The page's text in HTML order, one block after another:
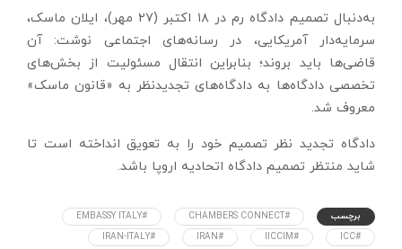
به‌دنبال تصمیم دادگاه رم در ۱۸ اکتبر (۲۷ مهر)، ایلان ماسک،
سرمایه‌دار آمریکایی، در رسانه‌های اجتماعی نوشت: آن
قاضی‌ها باید بروند؛ بنابراین انتقال مسئولیت از بخش‌های
تخصصی دادگاه‌ها به دادگاه‌های تجدیدنظر به «قانون ماسک»
معروف شد.
دادگاه تجدید نظر تصمیم خود را به تعویق انداخته است تا
شاید منتظر تصمیم دادگاه اتحادیه اروپا باشد.
برچسب #CHAMBERS CONNECT
#EMBASSY ITALY
#ICC
#IICCIM
#IRAN
#IRAN-ITALY